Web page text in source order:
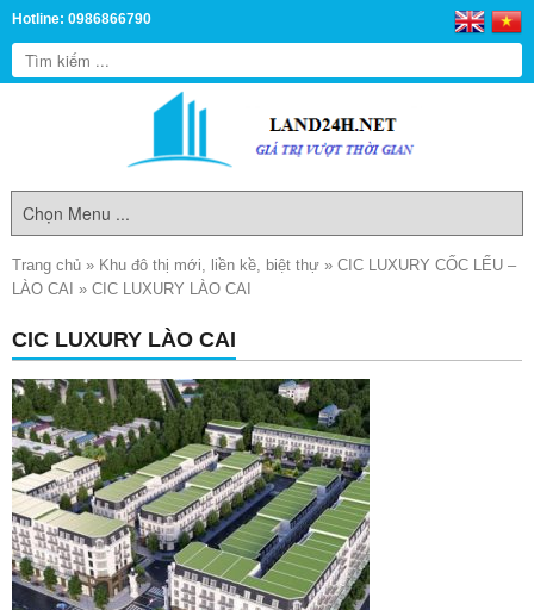
Hotline: 0986866790
Trang chủ » Khu đô thị mới, liền kề, biệt thự » CIC LUXURY CỐC LẾU –
LÀO CAI » CIC LUXURY LÀO CAI
CIC LUXURY LÀO CAI